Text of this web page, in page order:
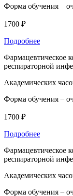
Форма обучения –
1700 ₽
Подробнее
Фармацевтическое
респираторной
Академических
Форма обучения –
1700 ₽
Подробнее
Фармацевтическое
респираторной
Академических
Форма обучения –